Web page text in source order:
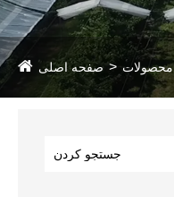
صفحه اصلی محصولات